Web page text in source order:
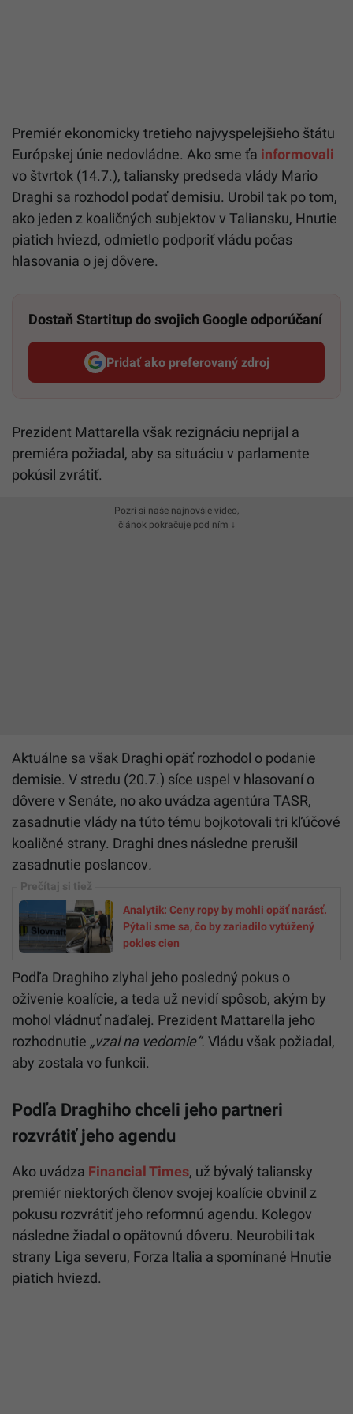
Premiér ekonomicky tretieho najvyspelejšieho štátu
Európskej únie nedovládne. Ako sme ťa informovali
vo štvrtok (14.7.), taliansky predseda vlády Mario
Draghi sa rozhodol podať demisiu. Urobil tak po tom,
ako jeden z koaličných subjektov v Taliansku, Hnutie
piatich hviezd, odmietlo podporiť vládu počas
hlasovania o jej dôvere.
Dostaň Startitup do svojich Google odporúčaní
Pridať ako preferovaný zdroj
Startitup, odkaz sa otvorí v
Prezident Mattarella však rezignáciu neprijal a
premiéra požiadal, aby sa situáciu v parlamente
pokúsil zvrátiť.
Pozri si naše najnovšie video,
článok pokračuje pod ním ↓
Aktuálne sa však Draghi opäť rozhodol o podanie
demisie. V stredu (20.7.) síce uspel v hlasovaní o
dôvere v Senáte, no ako uvádza agentúra TASR,
zasadnutie vlády na túto tému bojkotovali tri kľúčové
koaličné strany. Draghi dnes následne prerušil
zasadnutie poslancov.
Analytik: Ceny ropy by mohli opäť narásť.
Pýtali sme sa, čo by zariadilo vytúžený
pokles cien
Podľa Draghiho zlyhal jeho posledný pokus o
oživenie koalície, a teda už nevidí spôsob, akým by
mohol vládnuť naďalej. Prezident Mattarella jeho
rozhodnutie „vzal na vedomie“. Vládu však požiadal,
aby zostala vo funkcii.
Podľa Draghiho chceli jeho partneri
rozvrátiť jeho agendu
Ako uvádza Financial Times, už bývalý taliansky
premiér niektorých členov svojej koalície obvinil z
pokusu rozvrátiť jeho reformnú agendu. Kolegov
následne žiadal o opätovnú dôveru. Neurobili tak
strany Liga severu, Forza Italia a spomínané Hnutie
piatich hviezd.